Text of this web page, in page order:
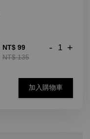
NT$ 99
NT$ 135
- +
加入購物車